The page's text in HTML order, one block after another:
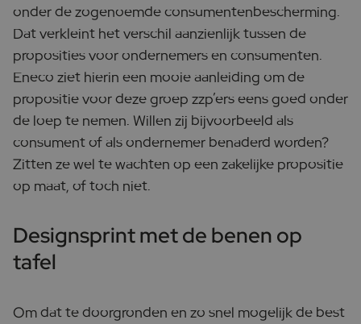
onder de zogenoemde consumentenbescherming.
Dat verkleint het verschil aanzienlijk tussen de
proposities voor ondernemers en consumenten.
Eneco ziet hierin een mooie aanleiding om de
propositie voor deze groep zzp’ers eens goed onder
de loep te nemen. Willen zij bijvoorbeeld als
consument of als ondernemer benaderd worden?
Zitten ze wel te wachten op een zakelijke propositie
op maat, of toch niet.
Designsprint met de benen op
tafel
Om dat te doorgronden en zo snel mogelijk de best